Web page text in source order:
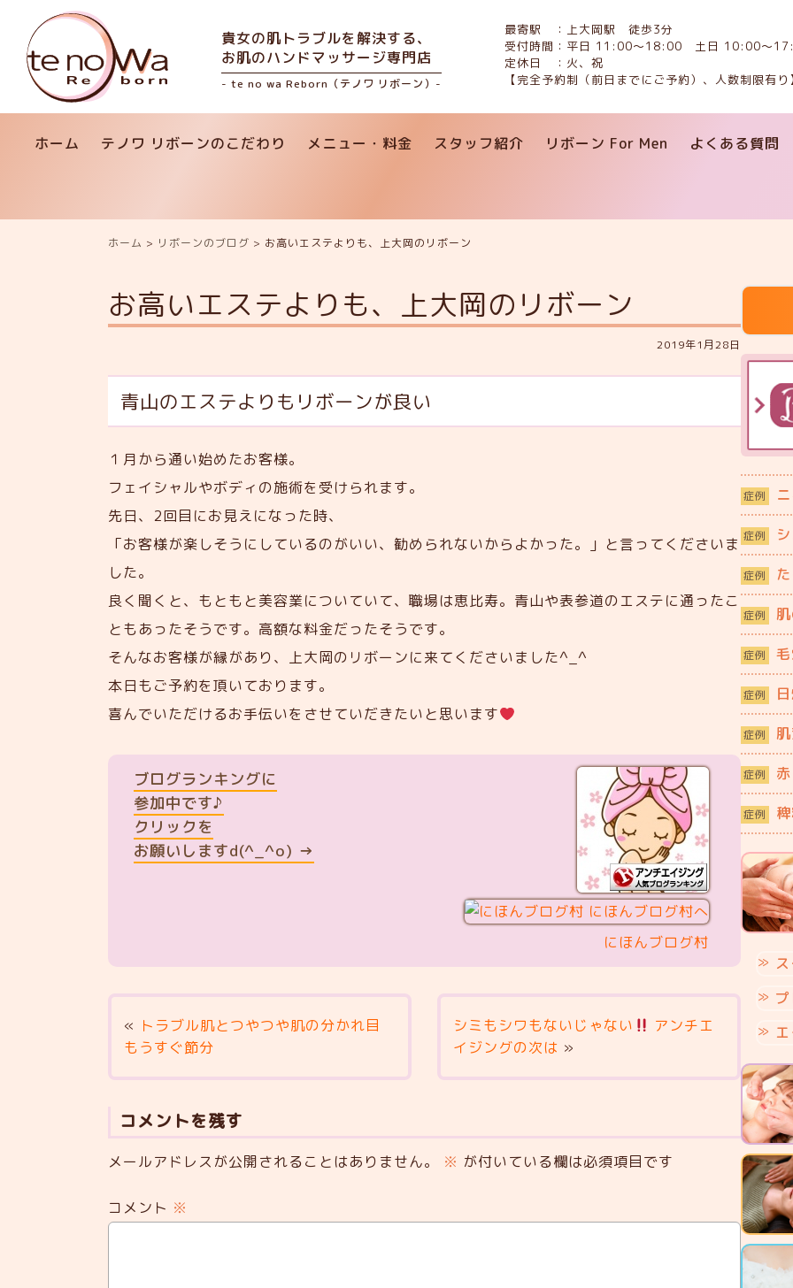
貴女の肌トラブルを解決する、
お肌のハンドマッサージ専門店
- te no wa Reborn（テノワ リボーン）-
最寄駅 ：上大岡駅 徒歩3分
受付時間：平日 11:00〜18:00 土日 10:00〜
定休日 ：火、祝
【完全予約制（前日までにご予約）、人数制限有り
ホーム テノワ リボーンのこだわり メニュー・料金 スタッフ紹介 リボーン For Men よくある質問
ホーム > リボーンのブログ > お高いエステよりも、上大岡のリボーン
お高いエステよりも、上大岡のリボーン
2019年1月28日
青山のエステよりもリボーンが良い
１月から通い始めたお客様。
フェイシャルやボディの施術を受けられます。
先日、2回目にお見えになった時、
「お客様が楽しそうにしているのがいい、勧められないからよかった。」と言ってくださいま
した。
良く聞くと、もともと美容業についていて、職場は恵比寿。青山や表参道のエステに通ったこ
ともあったそうです。高額な料金だったそうです。
そんなお客様が縁があり、上大岡のリボーンに来てくださいました^_^
本日もご予約を頂いております。
喜んでいただけるお手伝いをさせていだきたいと思います
ブログランキングに
参加中です♪
クリックを
お願いしますd(^_^o) →
にほんブログ村
« トラブル肌とつやつや肌の分かれ目
もうすぐ節分
シミもシワもないじゃない
アンチエ
イジングの次は »
コメントを残す
メールアドレスが公開されることはありません。 ※ が付いている欄は必須項目です
コメント ※
症例
症例
症例
症例
症例
症例
症例
症例
症例